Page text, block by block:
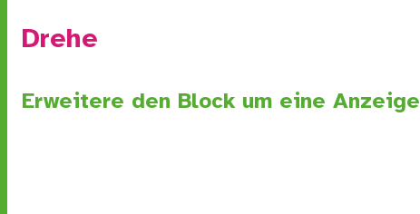
Drehe
Erweitere den Block um eine